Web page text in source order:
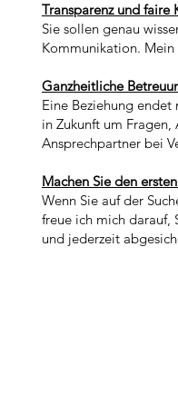
Transparenz und faire
Sie sollen genau
Kommunikation. Mein
Ganzheitliche
Eine Beziehung
in Zukunft um
Ansprechpartner bei
Machen Sie den
Wenn Sie auf der
freue ich mich darauf,
und jederzeit